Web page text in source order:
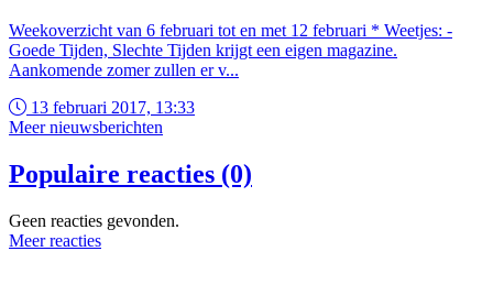
Weekoverzicht van 6 februari tot en met 12 februari * Weetjes: -
Goede Tijden, Slechte Tijden krijgt een eigen magazine.
Aankomende zomer zullen er v...
13 februari 2017, 13:33
Meer nieuwsberichten
Populaire reacties (0)
Geen reacties gevonden.
Meer reacties